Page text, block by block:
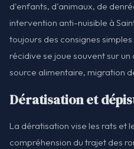
d'enfants, d'animaux, de
intervention anti-nuisible à
toujours des consignes
récidive se joue souvent sur
source alimentaire, migration
Dératisation et
La dératisation vise les rats et
compréhension du trajet des